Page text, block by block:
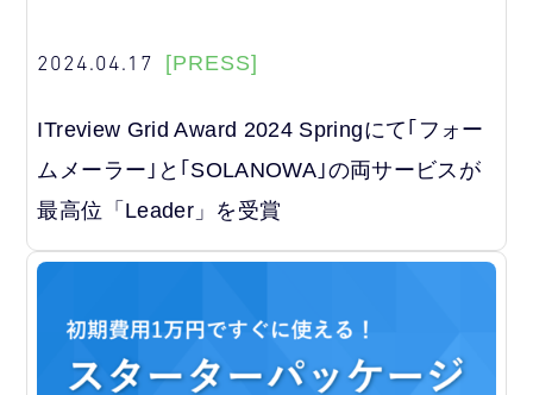
2024.04.17 [PRESS]
ITreview Grid Award 2024 Springにて｢フォー
ムメーラー｣と｢SOLANOWA｣の両サービスが
最高位「Leader」を受賞